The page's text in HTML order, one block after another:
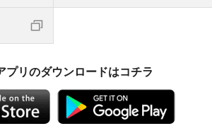
プリのダウンロードはコチラ